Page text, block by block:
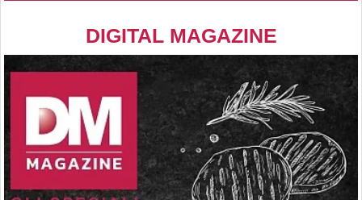
DIGITAL MAGAZINE